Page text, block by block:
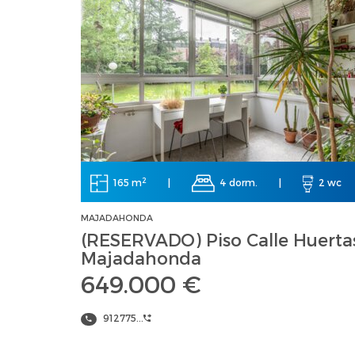
165 m2 4 dorm. 2 wc
MAJADAHONDA
(RESERVADO) Piso Calle
Majadahonda
649.000 €
912775...